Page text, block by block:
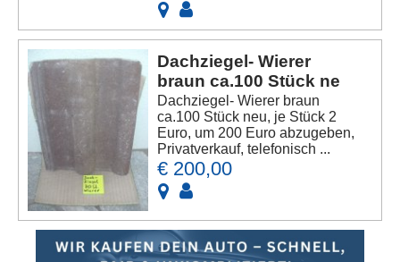
Dachziegel- Wierer
braun ca.100 Stück ne
Dachziegel- Wierer braun
ca.100 Stück neu, je Stück 2
Euro, um 200 Euro abzugeben,
Privatverkauf, telefonisch ...
€ 200,00